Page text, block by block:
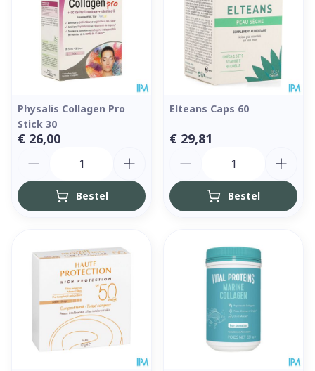
Physalis Collagen Pro
Stick 30
€ 26,00
Bestel
Elteans Caps 60
€ 29,81
Bestel